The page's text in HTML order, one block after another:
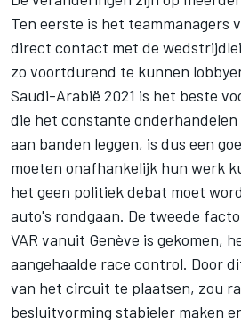
Ten eerste is het teammanagers
direct contact met de
zo voortdurend te kunnen
Saudi-Arabië 2021 is het beste
die het constante
aan banden leggen, is dus een
moeten onafhankelijk hun werk
het geen politiek debat moet
auto's rondgaan. De tweede
VAR vanuit Genève is gekomen,
aangehaalde race control. Door
van het circuit te plaatsen, zou
besluitvorming stabieler maken